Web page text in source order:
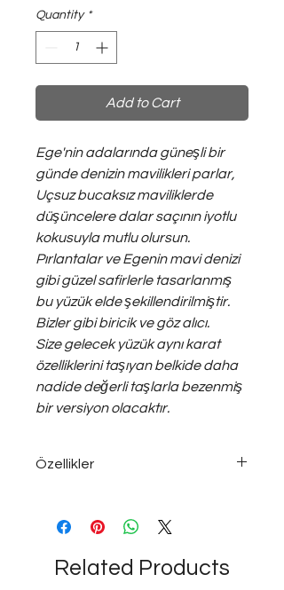
Quantity *
Add to Cart
Ege'nin adalarında güneşli bir
günde denizin mavilikleri parlar,
Uçsuz bucaksız maviliklerde
düşüncelere dalar saçının iyotlu
kokusuyla mutlu olursun.
Pırlantalar ve Egenin mavi denizi
gibi güzel safirlerle tasarlanmış
bu yüzük elde şekillendirilmiştir.
Bizler gibi biricik ve göz alıcı.
Size gelecek yüzük aynı karat
özelliklerini taşıyan belkide daha
nadide değerli taşlarla bezenmiş
bir versiyon olacaktır.
Özellikler
pırlantadır.
- Tamamen el işçiliğidir,
Related Products